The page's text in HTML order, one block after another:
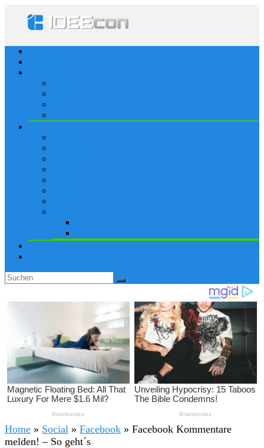
Home » Social » Facebook » Facebook Kommentare
melden! – So geht´s